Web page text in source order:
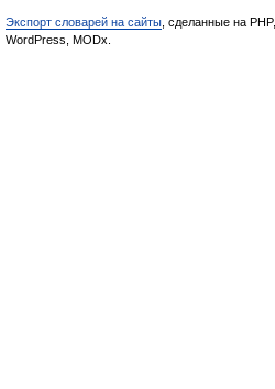
Экспорт словарей на сайты , сделанные на PHP,
WordPress, MODx.